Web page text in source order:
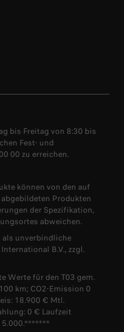
bis Freitag von 8:30 bis
Fest- und
00 zu erreichen.
können von den auf
Produkten
der Spezifikation,
abweichen.
als unverbindliche
B.V., zzgl.
Werte für den T03 gem.
km; CO2-Emission 0
18.900 € Mtl.
0 € Laufzeit
5.000.*******